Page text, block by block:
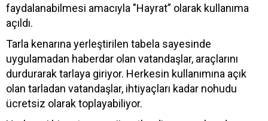
faydalanabilmesi amacıyla "Hayrat” olarak kullanıma
açıldı.
Tarla kenarına yerleştirilen tabela sayesinde
uygulamadan haberdar olan vatandaşlar, araçlarını
durdurarak tarlaya giriyor. Herkesin kullanımına açık
olan tarladan vatandaşlar, ihtiyaçları kadar nohudu
ücretsiz olarak toplayabiliyor.